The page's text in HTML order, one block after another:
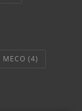
МЕСО (4)